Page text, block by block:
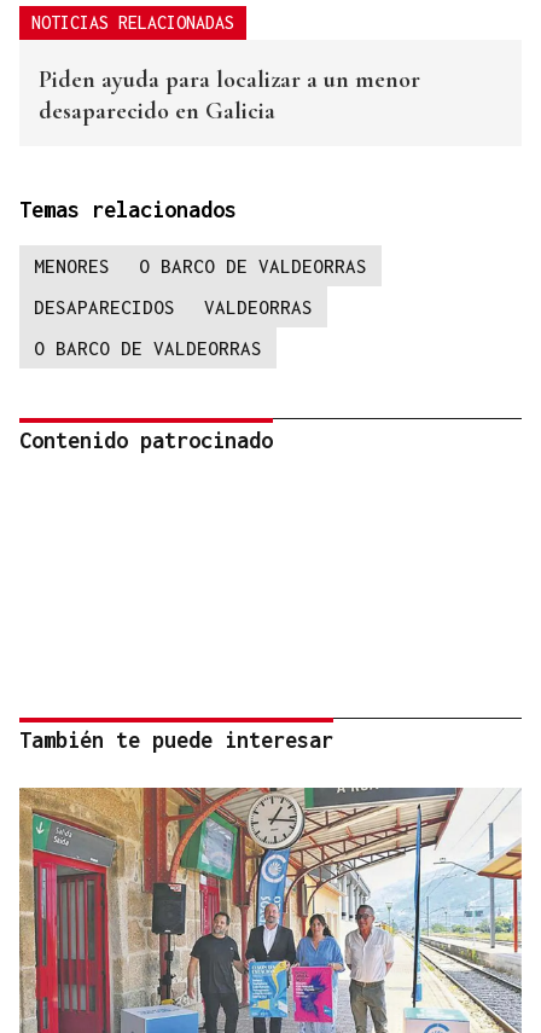
NOTICIAS RELACIONADAS
Piden ayuda para localizar a un menor
desaparecido en Galicia
Temas relacionados
MENORES
O BARCO DE VALDEORRAS
DESAPARECIDOS
VALDEORRAS
O BARCO DE VALDEORRAS
Contenido patrocinado
También te puede interesar